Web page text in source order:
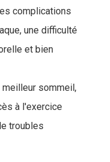
complications
une difficulté
et bien
meilleur sommeil,
à l'exercice
troubles